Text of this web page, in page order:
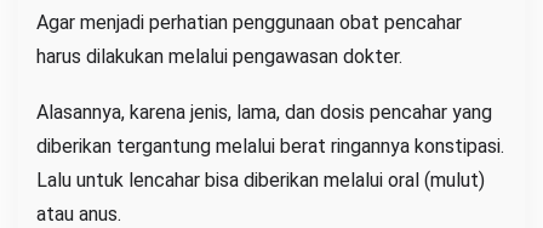
Agar menjadi perhatian penggunaan obat pencahar
harus dilakukan melalui pengawasan dokter.
Alasannya, karena jenis, lama, dan dosis pencahar yang
diberikan tergantung melalui berat ringannya konstipasi.
Lalu untuk lencahar bisa diberikan melalui oral (mulut)
atau anus.